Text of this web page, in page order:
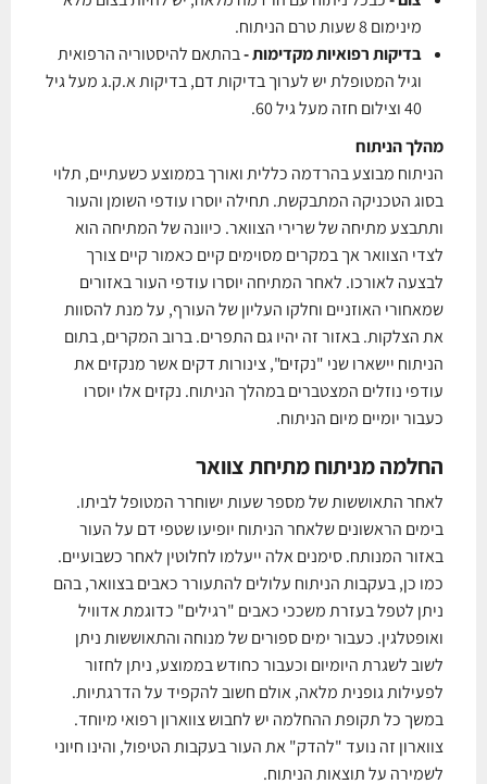
מינימום 8 שעות טרם הניתוח.
בדיקות רפואיות מקדימות-בהתאם להיסטוריה הרפואית
וגיל המטופלת יש לערוך בדיקות דם, בדיקות א.ק.ג מעל גיל
40 וצילום חזה מעל גיל 60.
מהלך הניתוח
הניתוח מבוצע בהרדמה כללית ואורך בממוצע כשעתיים, תלוי
בסוג הטכניקה המתבקשת. תחילה יוסרו עודפי השומן והעור
ותתבצע מתיחה של שרירי הצוואר. כיוונה של המתיחה הוא
לצדי הצוואר אך במקרים מסוימים קיים כאמור קיים צורך
לבצעה לאורכו. לאחר המתיחה יוסרו עודפי העור באזורים
שמאחורי האוזניים וחלקו העליון של העורף, על מנת להסוות
את הצלקות. באזור זה יהיו גם התפרים. ברוב המקרים, בתום
הניתוח יישארו שני "נקזים", צינורות דקים אשר מנקזים את
עודפי נוזלים המצטברים במהלך הניתוח. נקזים אלו יוסרו
כעבור יומיים מיום הניתוח.
החלמה מניתוח מתיחת צוואר
לאחר התאוששות של מספר שעות ישוחרר המטופל לביתו.
בימים הראשונים שלאחר הניתוח יופיעו שטפי דם על העור
באזור המנותח. סימנים אלה ייעלמו לחלוטין לאחר כשבועיים.
כמו כן, בעקבות הניתוח עלולים להתעורר כאבים בצוואר, בהם
ניתן לטפל בעזרת משככי כאבים "רגילים" כדוגמת אדוויל
ואופטלגין. כעבור ימים ספורים של מנוחה והתאוששות ניתן
לשוב לשגרת היומיום וכעבור כחודש בממוצע, ניתן לחזור
לפעילות גופנית מלאה, אולם חשוב להקפיד על הדרגתיות.
במשך כל תקופת ההחלמה יש לחבוש צווארון רפואי מיוחד.
צווארון זה נועד "להדק" את העור בעקבות הטיפול, והינו חיוני
לשמירה על תוצאות הניתוח.